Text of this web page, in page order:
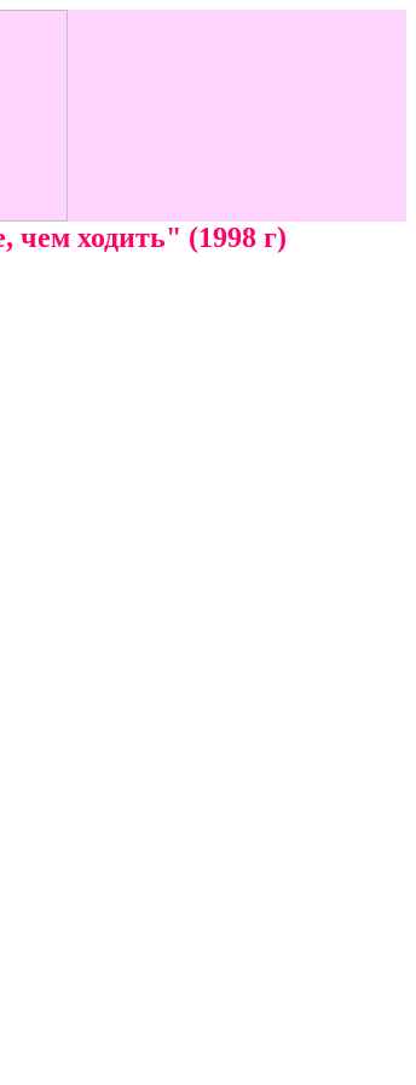
чем ходить" (1998 г)